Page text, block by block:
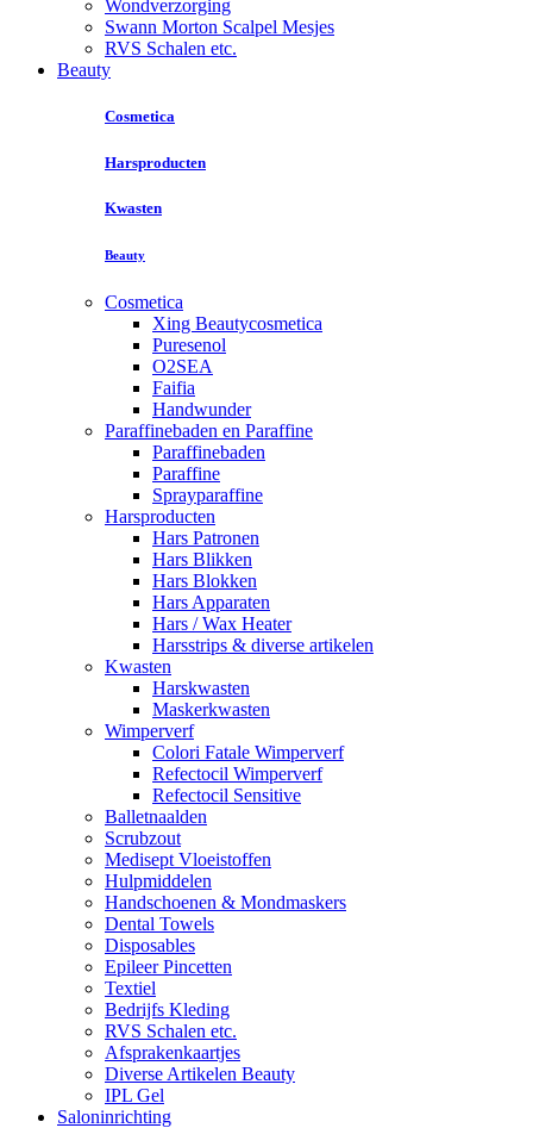
Wondverzorging
Swann Morton Scalpel Mesjes
RVS Schalen etc.
Beauty
Cosmetica
Harsproducten
Kwasten
Beauty
Cosmetica
Xing Beautycosmetica
Puresenol
O2SEA
Faifia
Handwunder
Paraffinebaden en Paraffine
Paraffinebaden
Paraffine
Sprayparaffine
Harsproducten
Hars Patronen
Hars Blikken
Hars Blokken
Hars Apparaten
Hars / Wax Heater
Harsstrips & diverse artikelen
Kwasten
Harskwasten
Maskerkwasten
Wimperverf
Colori Fatale Wimperverf
Refectocil Wimperverf
Refectocil Sensitive
Balletnaalden
Scrubzout
Medisept Vloeistoffen
Hulpmiddelen
Handschoenen & Mondmaskers
Dental Towels
Disposables
Epileer Pincetten
Textiel
Bedrijfs Kleding
RVS Schalen etc.
Afsprakenkaartjes
Diverse Artikelen Beauty
IPL Gel
Saloninrichting